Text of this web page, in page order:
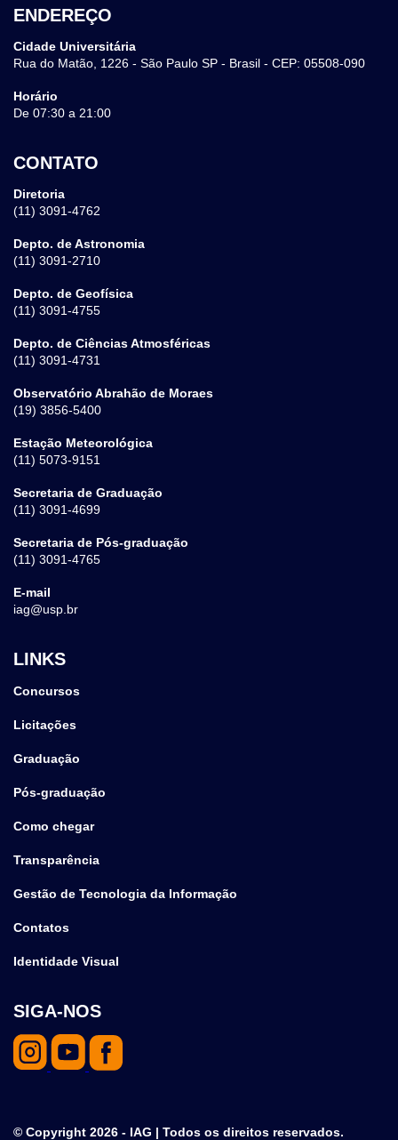
ENDEREÇO
Cidade Universitária
Rua do Matão, 1226 - São Paulo SP - Brasil - CEP: 05508-090
Horário
De 07:30 a 21:00
CONTATO
Diretoria
(11) 3091-4762
Depto. de Astronomia
(11) 3091-2710
Depto. de Geofísica
(11) 3091-4755
Depto. de Ciências Atmosféricas
(11) 3091-4731
Observatório Abrahão de Moraes
(19) 3856-5400
Estação Meteorológica
(11) 5073-9151
Secretaria de Graduação
(11) 3091-4699
Secretaria de Pós-graduação
(11) 3091-4765
E-mail
iag@usp.br
LINKS
Concursos
Licitações
Graduação
Pós-graduação
Como chegar
Transparência
Gestão de Tecnologia da Informação
Contatos
Identidade Visual
SIGA-NOS
© Copyright 2026 - IAG | Todos os direitos reservados.